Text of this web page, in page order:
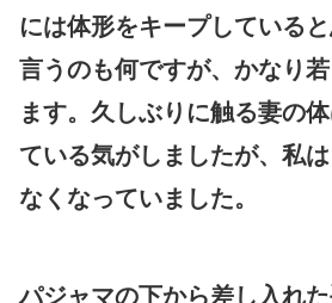
には体形をキープしている
言うのも何ですが、かなり
ます。久しぶりに触る妻の
ている気がしましたが、私
なくなっていました。
パジャマの下から差し入れ